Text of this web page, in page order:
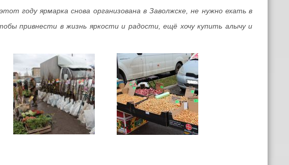
году ярмарка снова организована в Заволжске, не нужно ехать в
привнести в жизнь яркости и радости, ещё хочу купить алычу и